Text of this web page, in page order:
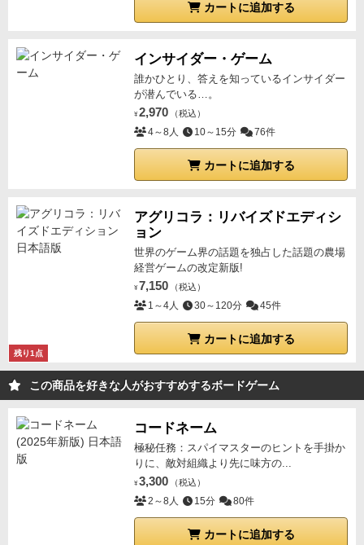
カートに追加する
インサイダー・ゲーム
誰かひとり、答えを知っているインサイダー
が潜んでいる…。
¥ 2,970 （税込）
4～8人 10～15分 76件
カートに追加する
残り1点
アグリコラ：リバイズドエディシ
ョン
世界のゲーム界の話題を独占した話題の農場
経営ゲームの改定新版!
¥ 7,150 （税込）
1～4人 30～120分 45件
カートに追加する
この商品を好きな人がおすすめするボードゲーム
コードネーム
極秘任務：スパイマスターのヒントを手掛か
りに、敵対組織より先に味方の...
¥ 3,300 （税込）
2～8人 15分 80件
カートに追加する